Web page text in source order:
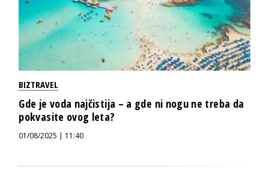
BIZTRAVEL
Gde je voda najčistija – a gde ni nogu ne treba da
pokvasite ovog leta?
01/08/2025 | 11:40